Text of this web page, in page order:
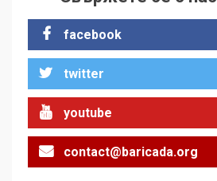
facebook
twitter
youtube
contact@baricada.org